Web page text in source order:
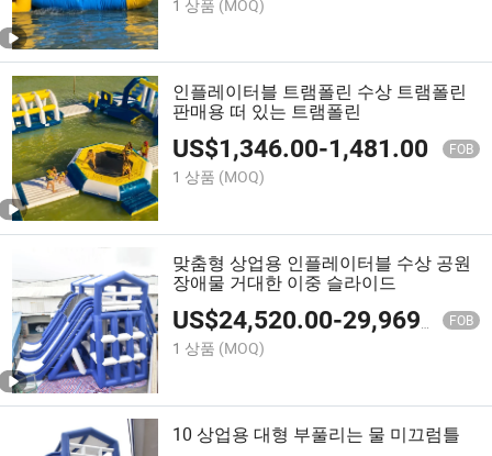
1 상품 (MOQ)
인플레이터블 트램폴린 수상 트램폴린
판매용 떠 있는 트램폴린
US$1,346.00-1,481.00 FOB
1 상품 (MOQ)
맞춤형 상업용 인플레이터블 수상 공원
장애물 거대한 이중 슬라이드
US$24,520.00-29,969.00 FOB
1 상품 (MOQ)
10 상업용 대형 부풀리는 물 미끄럼틀